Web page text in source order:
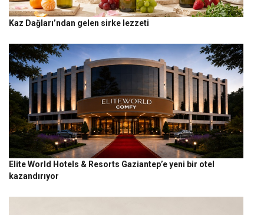
Kaz Dağları’ndan gelen sirke lezzeti
Elite World Hotels & Resorts Gaziantep’e yeni bir otel
kazandırıyor